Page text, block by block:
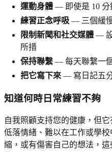
運動身體 — 即使是 10 分
練習正念呼吸 — 三個緩
限制新聞和社交媒體 —
所措
保持聯繫 — 每天聯繫一
把它寫下來 — 寫日記五
知道何時日常練習不夠
自我照顧支持您的健康，但
低落情緒、難以在工作或學
縮，或有傷害自己的想法，